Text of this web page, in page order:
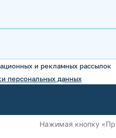
и рекламных рассылок
персональных данных
Нажимая кнопку